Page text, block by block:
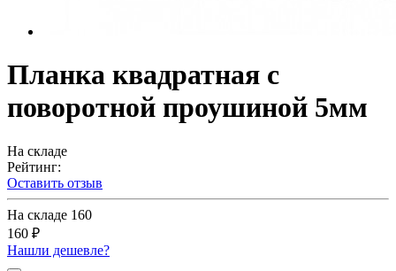
Планка квадратная с
поворотной проушиной 5мм
На складе
Рейтинг:
Оставить отзыв
На складе 160
160 ₽
Нашли дешевле?